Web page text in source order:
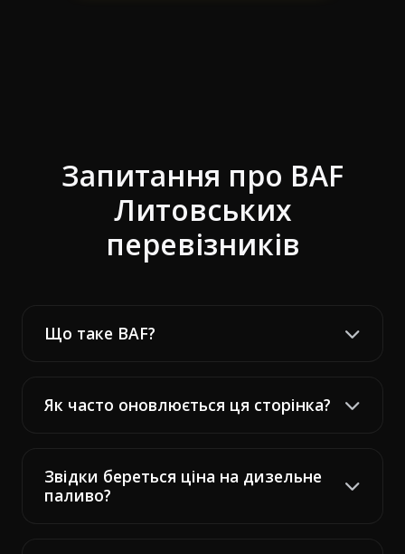
Запитання про BAF
Литовських
перевізників
Що таке BAF?
Як часто оновлюється ця сторінка?
Звідки береться ціна на дизельне
паливо?